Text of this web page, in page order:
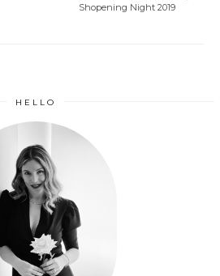
Shopening Night 2019
HELLO